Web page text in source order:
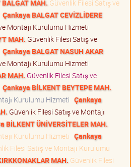
MAH. Güvenlik Filesi Satış ve
Çankaya BALGAT CEVİZLİDERE
Montajı Kurulumu Hizmeti
MAH. Güvenlik Filesi Satış ve
Çankaya BALGAT NASUH AKAR
Montajı Kurulumu Hizmeti
MAH. Güvenlik Filesi Satış ve
Çankaya BİLKENT BEYTEPE MAH.
Kurulumu Hizmeti Çankaya
Güvenlik Filesi Satış ve Montajı
BİLKENT ÜNİVERSİTELER MAH.
Kurulumu Hizmeti Çankaya
Filesi Satış ve Montajı Kurulumu
MAH. Güvenlik Filesi